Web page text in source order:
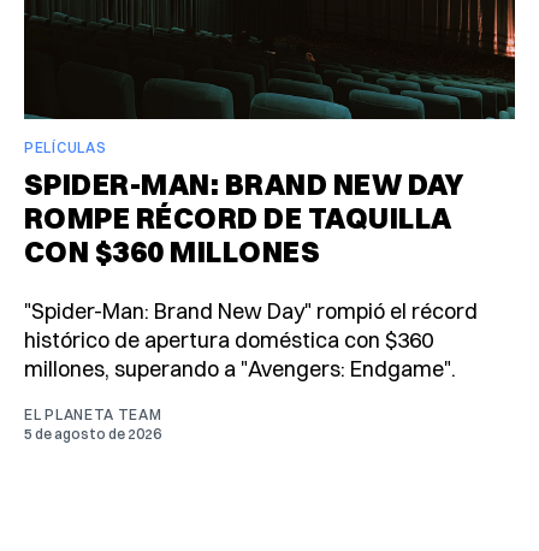
PELÍCULAS
SPIDER-MAN: BRAND NEW DAY
ROMPE RÉCORD DE TAQUILLA
CON $360 MILLONES
"Spider-Man: Brand New Day" rompió el récord
histórico de apertura doméstica con $360
millones, superando a "Avengers: Endgame".
EL PLANETA TEAM
5 de agosto de 2026